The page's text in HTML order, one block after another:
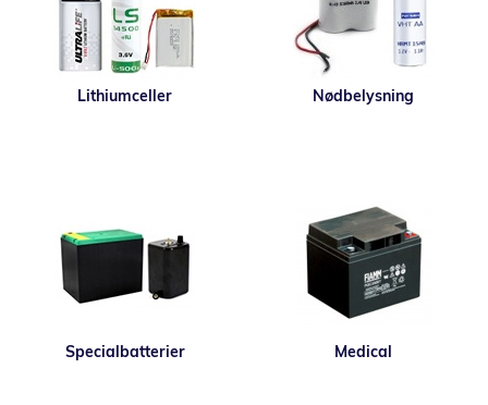
Lithiumceller Nødbelysning
Specialbatterier Medical